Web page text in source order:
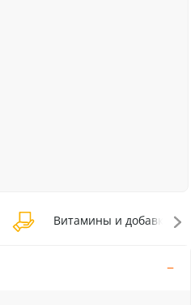
Витамины и добавки